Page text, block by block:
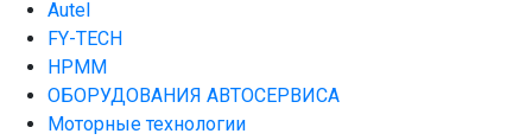
Autel
FY-TECH
HPMM
ОБОРУДОВАНИЯ АВТОСЕРВИСА
Моторные технологии